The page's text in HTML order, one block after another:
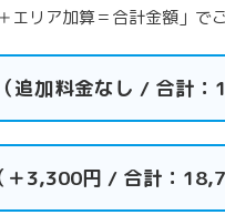
エリア加算＝合計金額」で
追加料金なし / 合計：
3,300円 / 合計：